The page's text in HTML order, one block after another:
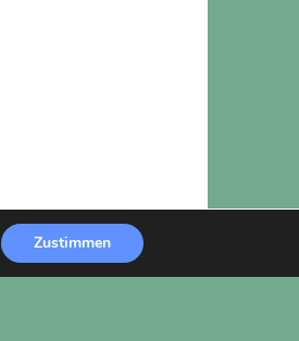
Zustimmen